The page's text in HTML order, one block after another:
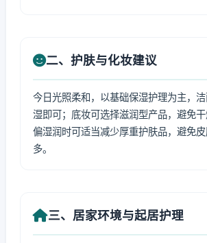
二、护肤与化妆建议
今日光照柔和，以基础保湿护理为主，
湿即可；底妆可选择滋润型产品，避免
偏湿润时可适当减少厚重护肤品，避免
多。
三、居家环境与起居护理